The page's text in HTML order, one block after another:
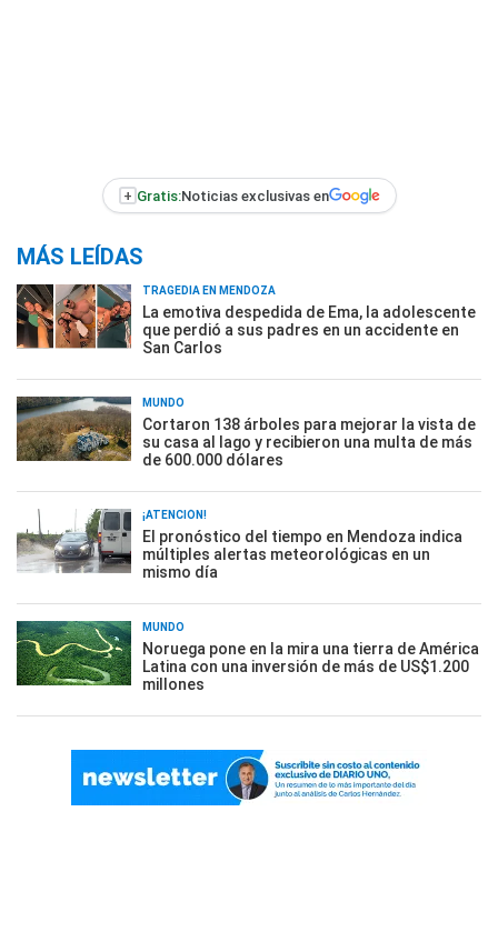
+ Gratis:Noticias exclusivas en
MÁS LEÍDAS
TRAGEDIA EN MENDOZA
La emotiva despedida de Ema, la adolescente
que perdió a sus padres en un accidente en
San Carlos
MUNDO
Cortaron 138 árboles para mejorar la vista de
su casa al lago y recibieron una multa de más
de 600.000 dólares
¡ATENCIÓN!
El pronóstico del tiempo en Mendoza indica
múltiples alertas meteorológicas en un
mismo día
MUNDO
Noruega pone en la mira una tierra de América
Latina con una inversión de más de US$1.200
millones